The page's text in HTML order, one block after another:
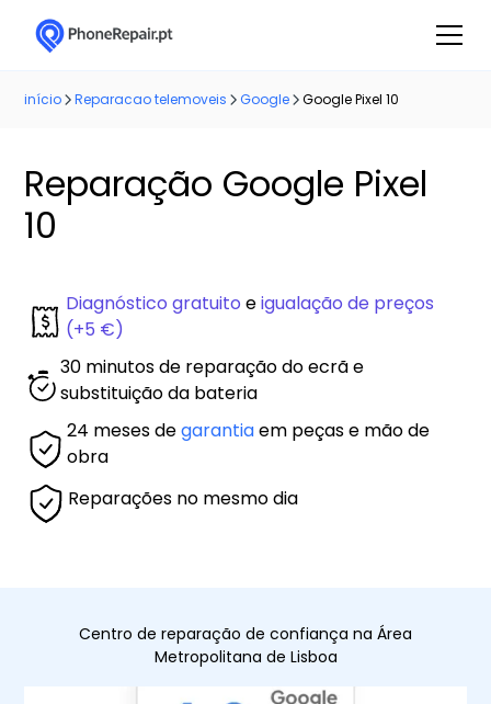
início Reparacao telemoveis Google Google Pixel 10
Reparação Google Pixel
10
Diagnóstico gratuito eigualação de preços
(+5 €)
30 minutos de reparação do ecrã e
substituição da bateria
24 meses degarantiaem peças e mão de
obra
Reparações no mesmo dia
Centro de reparação de confiança na Área
Metropolitana de Lisboa